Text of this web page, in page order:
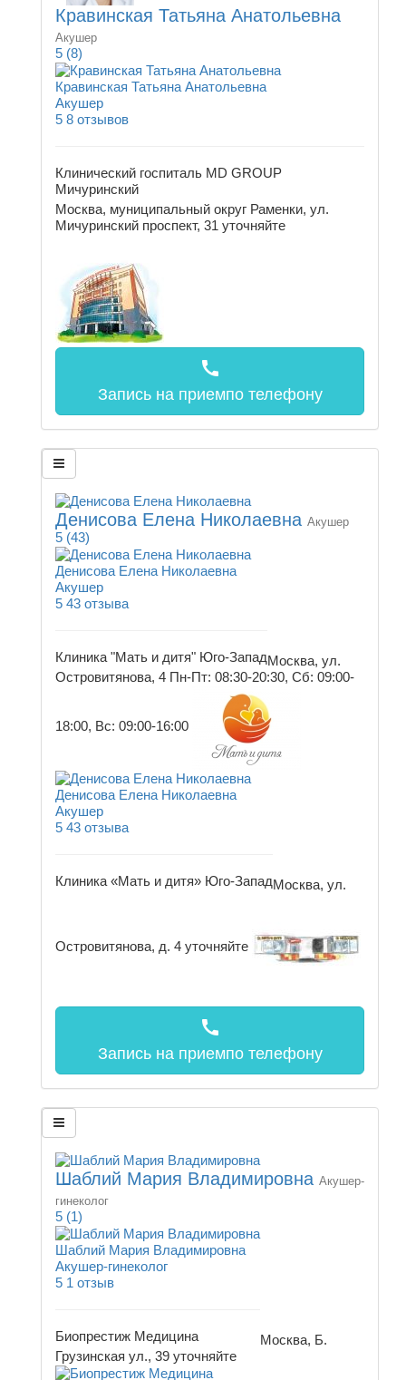
Кравинская Татьяна Анатольевна
Акушер
5 (8)
Кравинская Татьяна Анатольевна
Акушер
5 8 отзывов
Клинический госпиталь MD GROUP
Мичуринский
Москва, муниципальный округ Раменки, ул.
Мичуринский проспект, 31 уточняйте
call
Запись на приемпо телефону
Денисова Елена Николаевна Акушер
5 (43)
Денисова Елена Николаевна
Акушер
5 43 отзыва
Клиника "Мать и дитя" Юго-ЗападМосква, ул.
Островитянова, 4 Пн-Пт: 08:30-20:30, Сб: 09:00-
18:00, Вс: 09:00-16:00
Денисова Елена Николаевна
Акушер
5 43 отзыва
Клиника «Мать и дитя» Юго-ЗападМосква, ул.
Островитянова, д. 4 уточняйте
call
Запись на приемпо телефону
Шаблий Мария Владимировна Акушер-
гинеколог
5 (1)
Шаблий Мария Владимировна
Акушер-гинеколог
5 1 отзыв
Биопрестиж Медицина
Москва, Б.
Грузинская ул., 39 уточняйте